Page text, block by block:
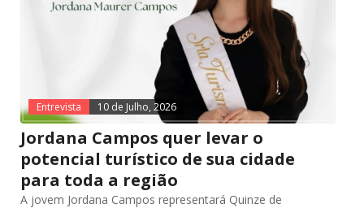
Entrevista 10 de Julho, 2026
Jordana Campos quer levar o
potencial turístico de sua cidade
para toda a região
A jovem Jordana Campos representará Quinze de